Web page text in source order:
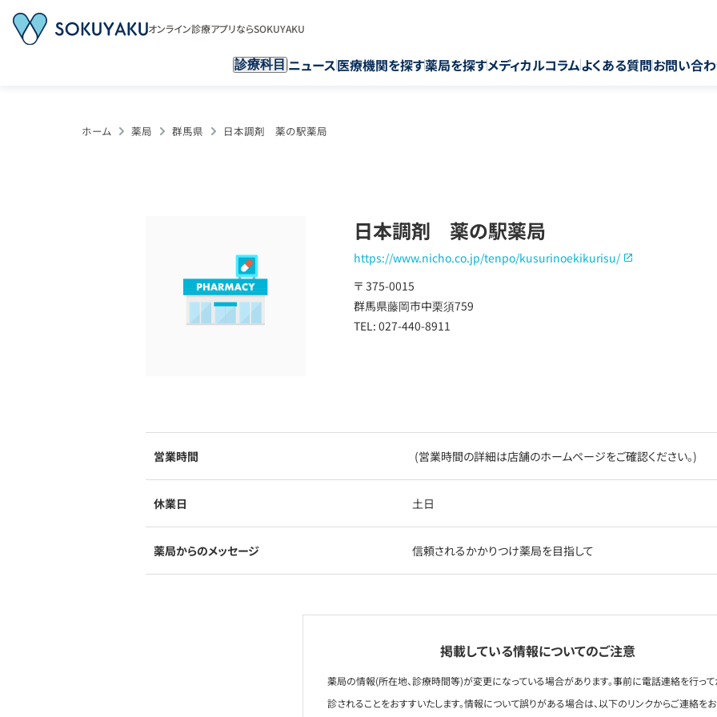
オンライン診療アプリならSOKUYAKU
診療科目 ニュース医療機関を探す薬局を探すメディカルコラムよくある質問お問い合
ホーム 薬局 群馬県 日本調剤 薬の駅薬局
日本調剤 薬の駅薬局
https://www.nicho.co.jp/tenpo/kusurinoekikurisu/
〒 375-0015
群馬県藤岡市中栗須759
TEL: 027-440-8911
営業時間 (営業時間の詳細は店舗のホームページをご確認ください。)
休業日 土日
薬局からのメッセージ 信頼されるかかりつけ薬局を目指して
掲載している情報についてのご注意
薬局の情報(所在地、診療時間等)が変更になっている場合があります。事前に電話連絡を行っ
診されることをおすすいたします。情報について誤りがある場合は、以下のリンクからご連絡を